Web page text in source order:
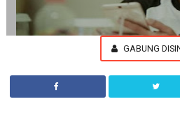
GABUNG